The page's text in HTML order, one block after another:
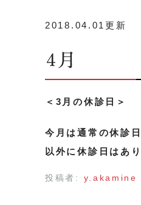
2018.04.01更新
4月
＜3月の休診日＞
今月は通常の休診
以外に休診日はあ
投稿者: y.akamine